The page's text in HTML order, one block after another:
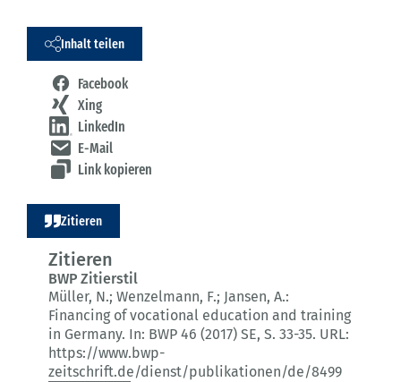
Inhalt teilen
Facebook
Xing
LinkedIn
E-Mail
Link kopieren
Zitieren
Zitieren
BWP Zitierstil
Müller, N.; Wenzelmann, F.; Jansen, A.:
Financing of vocational education and training
in Germany. In: BWP 46 (2017) SE, S. 33-35. URL:
https://www.bwp-
zeitschrift.de/dienst/publikationen/de/8499